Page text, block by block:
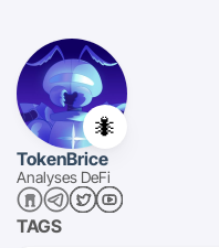
🐜
TokenBrice
Analyses DeFi
TAGS